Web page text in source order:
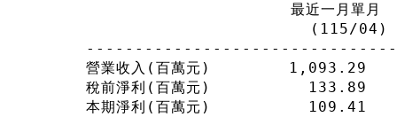
最近一月單月
(115/04)
營業收入(百萬元)
稅前淨利(百萬元)
本期淨利(百萬元)